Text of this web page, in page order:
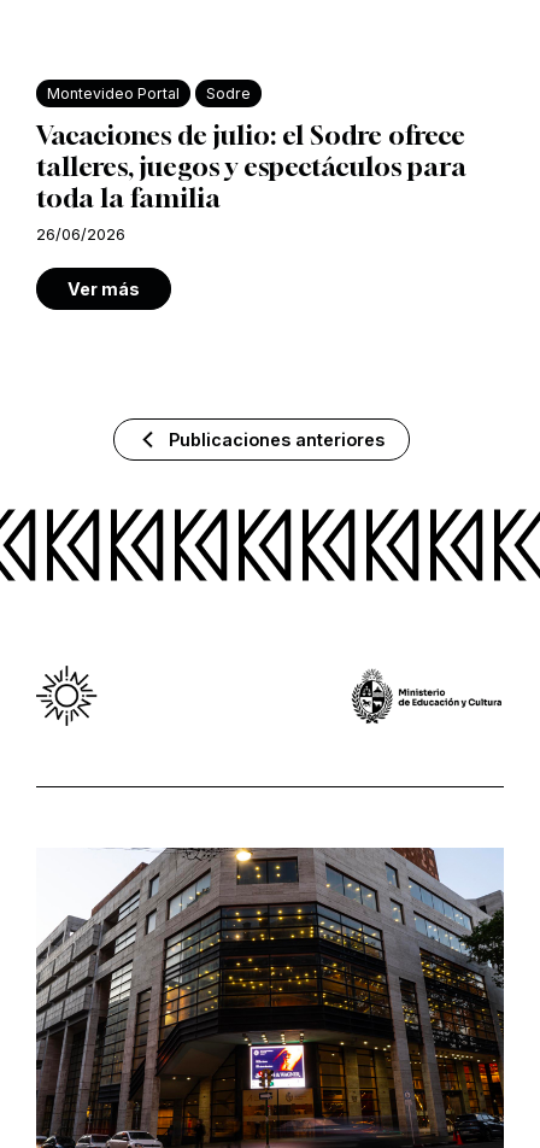
Montevideo Portal Sodre
Vacaciones de julio: el Sodre ofrece
talleres, juegos y espectáculos para
toda la familia
26/06/2026
Ver más
Publicaciones anteriores